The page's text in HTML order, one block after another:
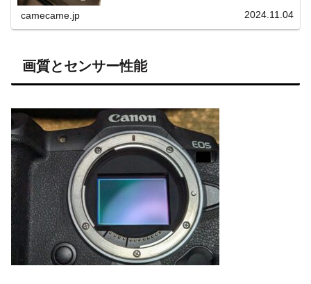
camecame.jp 2024.11.04
画質とセンサー性能